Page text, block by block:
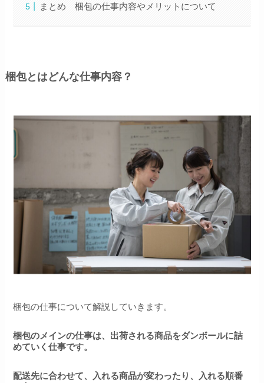
まとめ 梱包の仕事内容やメリットについて
梱包とはどんな仕事内容？
梱包の仕事について解説していきます。
梱包のメインの仕事は、出荷される商品をダンボールに詰
めていく仕事です。
配送先に合わせて、入れる商品が変わったり、入れる順番